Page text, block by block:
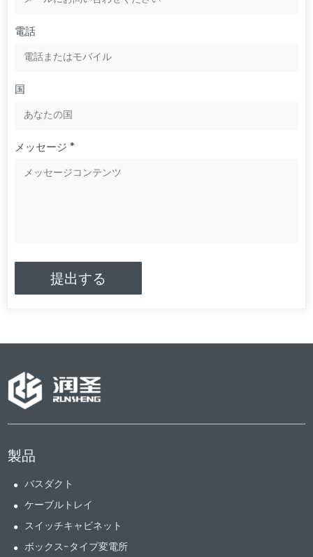
電話
国
メッセージ *
製品
バスダクト
ケーブルトレイ
スイッチキャビネット
ボックス-タイプ変電所